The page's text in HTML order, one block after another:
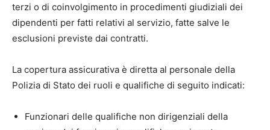
terzi o di coinvolgimento in procedimenti giudiziali dei
dipendenti per fatti relativi al servizio, fatte salve le
esclusioni previste dai contratti.
La copertura assicurativa è diretta al personale della
Polizia di Stato dei ruoli e qualifiche di seguito indicati:
Funzionari delle qualifiche non dirigenziali della